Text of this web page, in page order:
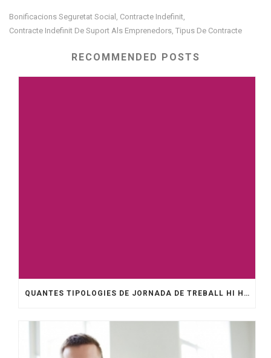
Bonificacions Seguretat Social , Contracte Indefinit,
Contracte Indefinit De Suport Als Emprenedors, Tipus De Contracte
RECOMMENDED POSTS
QUANTES TIPOLOGIES DE JORNADA DE TREBALL HI HA?